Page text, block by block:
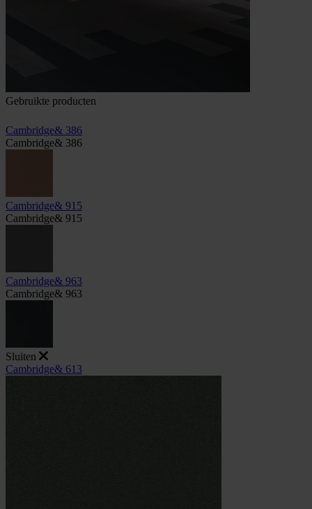
Gebruikte producten
Cambridge& 386
Cambridge& 386
Cambridge& 915
Cambridge& 915
Cambridge& 963
Cambridge& 963
Sluiten
Cambridge& 613